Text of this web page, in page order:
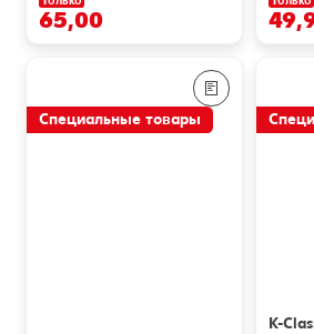
65,00
Специальные товары
K-